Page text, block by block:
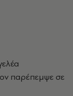
παρέπεμψε σε